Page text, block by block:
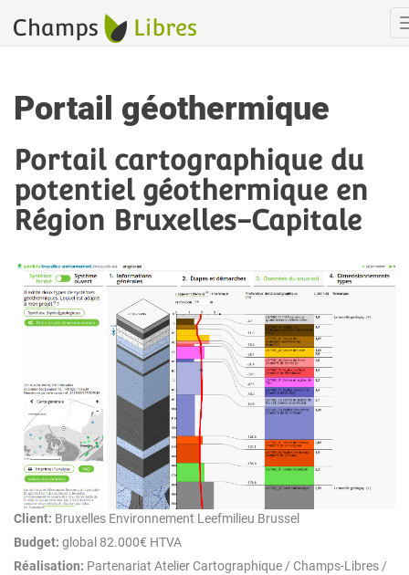
Portail géothermique
Portail cartographique du
potentiel géothermique en
Région Bruxelles-Capitale
Client: Bruxelles Environnement Leefmilieu Brussel
Budget: global 82.000€ HTVA
Réalisation: Partenariat Atelier Cartographique / Champs-Libres /